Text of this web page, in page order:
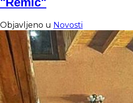
Objavljeno u Novosti